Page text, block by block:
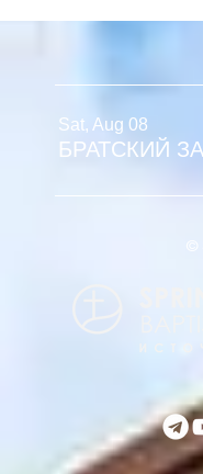
апреля
Sat, Aug 08
БРАТСКИЙ